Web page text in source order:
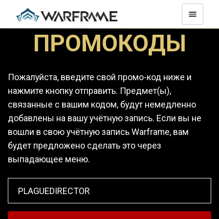
ПРОМОКОДЫ
Пожалуйста, введите свой промо-код ниже и
нажмите кнопку отправить. Предмет(ы),
связанные с вашим кодом, будут немедленно
добавлены на вашу учётную запись. Если вы не
вошли в свою учётную запись Warframe, вам
будет предложено сделать это через
выпадающее меню.